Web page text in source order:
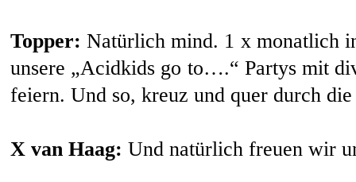
Topper: Natürlich mind. 1 x monatlich
unsere „Acidkids go to….“ Partys mit
feiern. Und so, kreuz und quer durch
X van Haag: Und natürlich freuen wir